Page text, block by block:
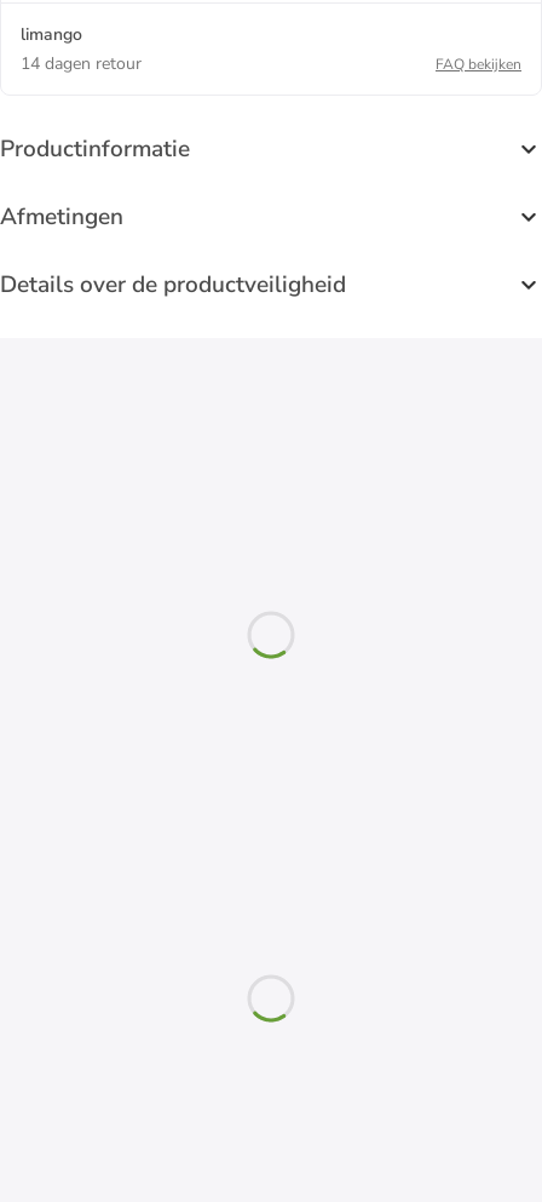
limango
14 dagen retour
FAQ bekijken
Productinformatie
Afmetingen
Details over de productveiligheid